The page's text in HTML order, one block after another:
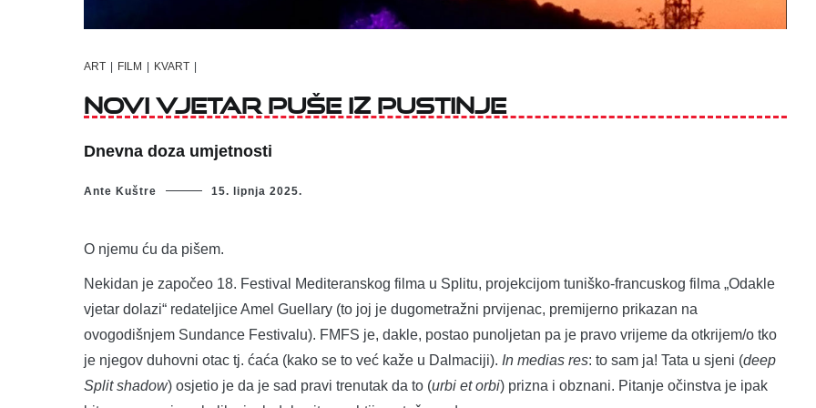
ART FILM KVART
Novi vjetar puše iz pustinje
Dnevna doza umjetnosti
Ante Kuštre 15. lipnja 2025.
O njemu ću da pišem.
Nekidan je započeo 18. Festival Mediteranskog filma u Splitu, projekcijom tuniško-francuskog filma „Odakle
vjetar dolazi“ redateljice Amel Guellary (to joj je dugometražni prvijenac, premijerno prikazan na
ovogodišnjem Sundance Festivalu). FMFS je, dakle, postao punoljetan pa je pravo vrijeme da otkrijem/o tko
je njegov duhovni otac tj. ćaća (kako se to već kaže u Dalmaciji). In medias res: to sam ja! Tata u sjeni (deep
Split shadow) osjetio je da je sad pravi trenutak da to (urbi et orbi) prizna i obznani. Pitanje očinstva je ipak